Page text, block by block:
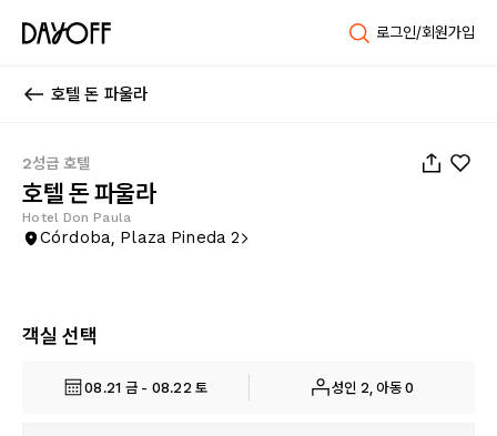
로그인/회원가입
호텔 돈 파울라
2성급 호텔
호텔 돈 파울라
Hotel Don Paula
Córdoba, Plaza Pineda 2
객실 선택
08.21 금 - 08.22 토 성인 2, 아동 0